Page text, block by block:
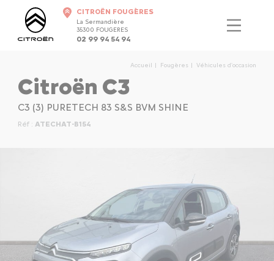
CITROËN FOUGÈRES
La Sermandière
35300 FOUGERES
02 99 94 54 94
Accueil Fougères Véhicules d'occasion
Citroën C3
C3 (3) PURETECH 83 S&S BVM SHINE
Réf : ATECHAT-B154